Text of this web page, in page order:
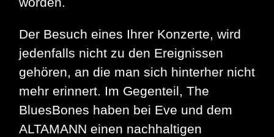
Der Besuch eines Ihrer Konzerte, wird
jedenfalls nicht zu den Ereignissen
gehören, an die man sich hinterher nicht
mehr erinnert. Im Gegenteil, The
BluesBones haben bei Eve und dem
ALTAMANN einen nachhaltigen